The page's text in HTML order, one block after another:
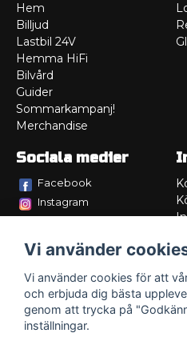
Hem
Billjud
Lastbil 24V
Hemma HiFi
Bilvård
Guider
Sommarkampanj!
Merchandise
Sociala medier
Facebook
Instagram
Vi använder
Vi använder cookies för att
och erbjuda dig bästa
genom att trycka på
inställningar.